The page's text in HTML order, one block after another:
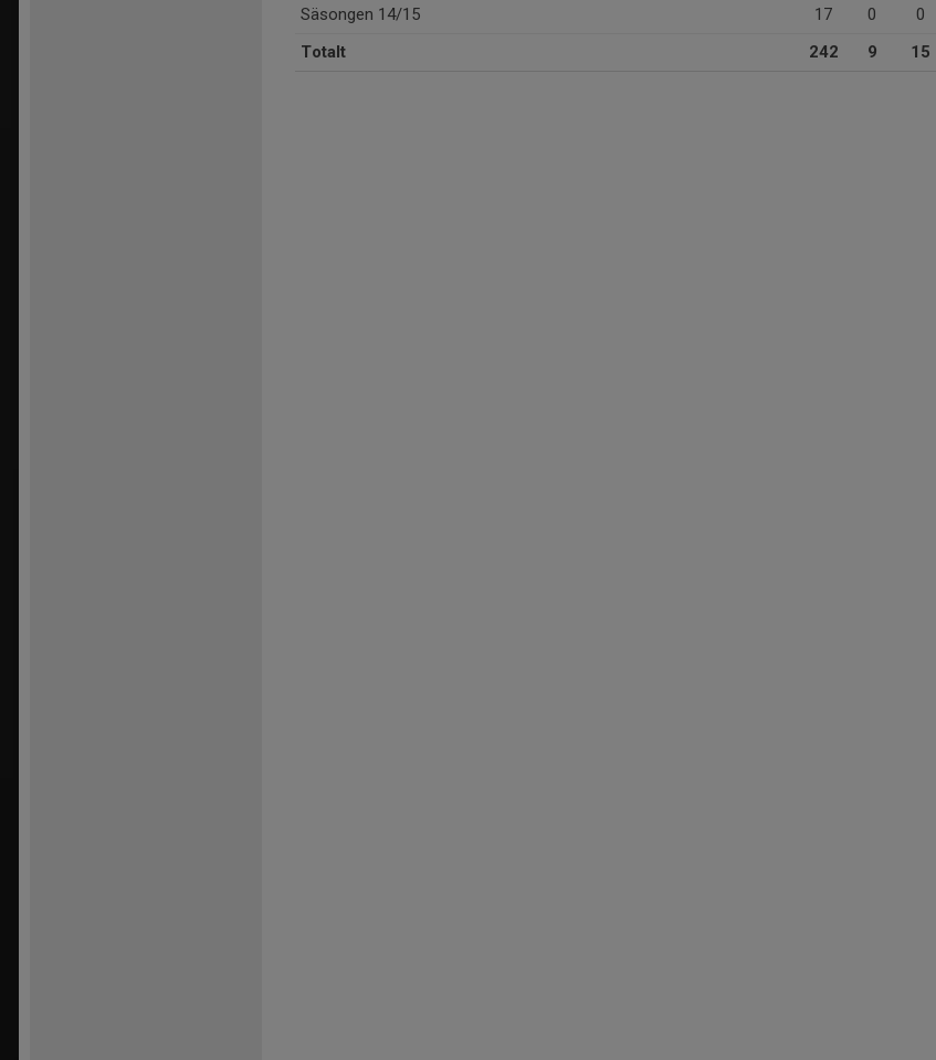
Säsongen 14/15
17 0 0
Totalt
242 9 15